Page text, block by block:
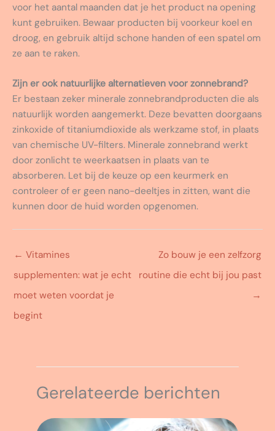
voor het aantal maanden dat je het product na opening
kunt gebruiken. Bewaar producten bij voorkeur koel en
droog, en gebruik altijd schone handen of een spatel om
ze aan te raken.
Zijn er ook natuurlijke alternatieven voor zonnebrand?
Er bestaan zeker minerale zonnebrandproducten die als
natuurlijk worden aangemerkt. Deze bevatten doorgaans
zinkoxide of titaniumdioxide als werkzame stof, in plaats
van chemische UV-filters. Minerale zonnebrand werkt
door zonlicht te weerkaatsen in plaats van te
absorberen. Let bij de keuze op een keurmerk en
controleer of er geen nano-deeltjes in zitten, want die
kunnen door de huid worden opgenomen.
← Vitamines
supplementen: wat je echt
moet weten voordat je
begint
Zo bouw je een zelfzorg
routine die echt bij jou past
→
Gerelateerde berichten